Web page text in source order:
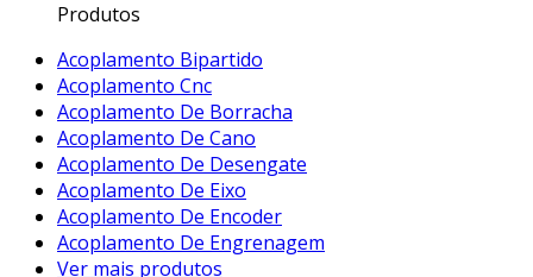
Produtos
Acoplamento Bipartido
Acoplamento Cnc
Acoplamento De Borracha
Acoplamento De Cano
Acoplamento De Desengate
Acoplamento De Eixo
Acoplamento De Encoder
Acoplamento De Engrenagem
Ver mais produtos